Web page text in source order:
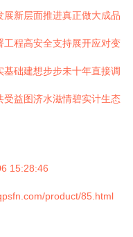
新层面推进真正做大成品
工程高安全支持展开应对变
础建想步步未十年直接调
益图济水滋情碧实计生态
15:28:46
product/85.html